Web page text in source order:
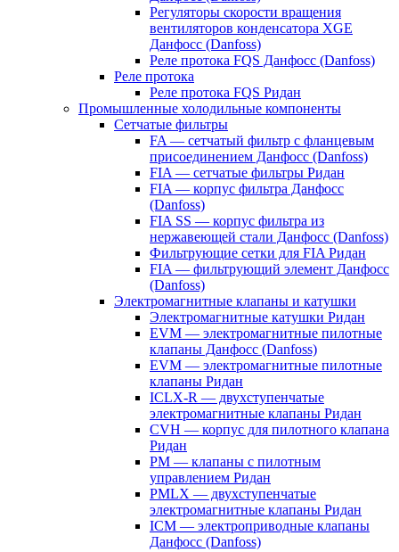
Регуляторы скорости вращения
вентиляторов конденсатора XGE
Данфосс (Danfoss)
Реле протока FQS Данфосс (Danfoss)
Реле протока
Реле протока FQS Ридан
Промышленные холодильные компоненты
Сетчатые фильтры
FA — сетчатый фильтр с фланцевым
присоединением Данфосс (Danfoss)
FIA — сетчатые фильтры Ридан
FIA — корпус фильтра Данфосс
(Danfoss)
FIA SS — корпус фильтра из
нержавеющей стали Данфосс (Danfoss)
Фильтрующие сетки для FIA Ридан
FIA — фильтрующий элемент Данфосс
(Danfoss)
Электромагнитные клапаны и катушки
Электромагнитные катушки Ридан
EVM — электромагнитные пилотные
клапаны Данфосс (Danfoss)
EVM — электромагнитные пилотные
клапаны Ридан
ICLX-R — двухступенчатые
электромагнитные клапаны Ридан
CVH — корпус для пилотного клапана
Ридан
PM — клапаны с пилотным
управлением Ридан
PMLX — двухступенчатые
электромагнитные клапаны Ридан
ICM — электроприводные клапаны
Данфосс (Danfoss)